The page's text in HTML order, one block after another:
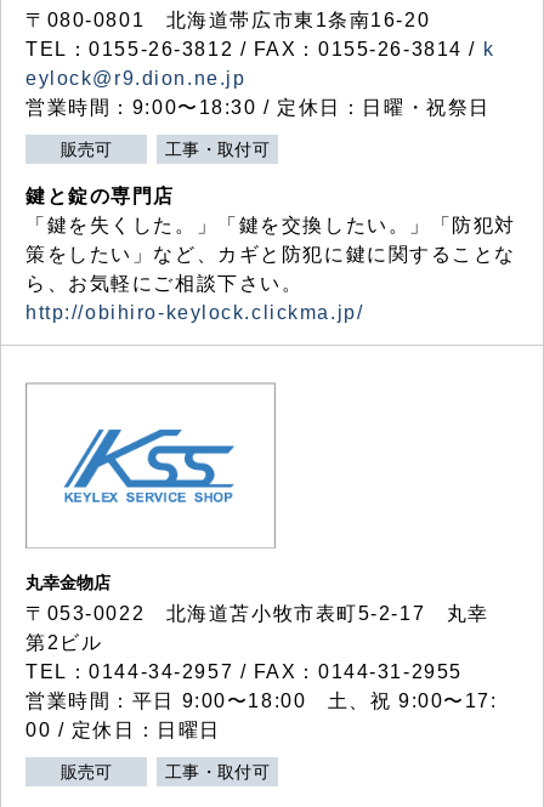
〒080-0801 北海道帯広市東1条南16-20
TEL：0155-26-3812 / FAX：0155-26-3814 / k
eylock@r9.dion.ne.jp
営業時間：9:00〜18:30 / 定休日：日曜・祝祭日
販売可 工事・取付可
鍵と錠の専門店
「鍵を失くした。」「鍵を交換したい。」「防犯対
策をしたい」など、カギと防犯に鍵に関することな
ら、お気軽にご相談下さい。
http://obihiro-keylock.clickma.jp/
丸幸金物店
〒053-0022 北海道苫小牧市表町5-2-17 丸幸
第2ビル
TEL：0144-34-2957 / FAX：0144-31-2955
営業時間：平日 9:00〜18:00 土、祝 9:00〜17:
00 / 定休日：日曜日
販売可 工事・取付可